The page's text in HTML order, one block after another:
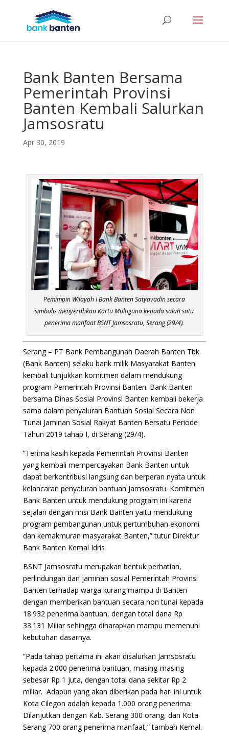
Bank Banten Bersama
Pemerintah Provinsi
Banten Kembali Salurkan
Jamsosratu
Apr 30, 2019
Pemimpin Wilayah I Bank Banten Satyavadin secara
simbolis menyerahkan Kartu Multiguna kepada salah satu
penerima manfaat BSNT Jamsosratu, Serang (29/4).
Serang – PT Bank Pembangunan Daerah Banten Tbk.
(Bank Banten) selaku bank milik Masyarakat Banten
kembali tunjukkan komitmen dalam mendukung
program Pemerintah Provinsi Banten. Bank Banten
bersama Dinas Sosial Provinsi Banten kembali bekerja
sama dalam penyaluran Bantuan Sosial Secara Non
Tunai Jaminan Sosial Rakyat Banten Bersatu Periode
Tahun 2019 tahap I, di Serang (29/4).
“Terima kasih kepada Pemerintah Provinsi Banten
yang kembali mempercayakan Bank Banten untuk
dapat berkontribusi langsung dan berperan nyata untuk
kelancaran penyaluran bantuan Jamsosratu. Komitmen
Bank Banten untuk mendukung program ini karena
sejalan dengan misi Bank Banten yaitu mendukung
program pembangunan untuk pertumbuhan ekonomi
dan kemakmuran masyarakat Banten,” tutur Direktur
Bank Banten Kemal Idris
BSNT Jamsosratu merupakan bentuk perhatian,
perlindungan dan jaminan sosial Pemerintah Provinsi
Banten terhadap warga kurang mampu di Banten
dengan memberikan bantuan secara non tunai kepada
18.932 penerima bantuan, dengan total dana Rp
33.131 Miliar sehingga diharapkan mampu memenuhi
kebutuhan dasarnya.
“Pada tahap pertama ini akan disalurkan Jamsosratu
kepada 2.000 penerima bantuan, masing-masing
sebesar Rp 1 juta, dengan total dana sekitar Rp 2
miliar. Adapun yang akan diberikan pada hari ini untuk
Kota Cilegon adalah kepada 1.000 orang penerima.
Dilanjutkan dengan Kab. Serang 300 orang, dan Kota
Serang 700 orang penerima manfaat,” tambah Kemal.